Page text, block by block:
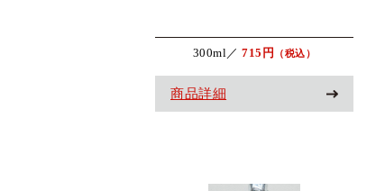
300ml／715円 （税込）
商品詳細